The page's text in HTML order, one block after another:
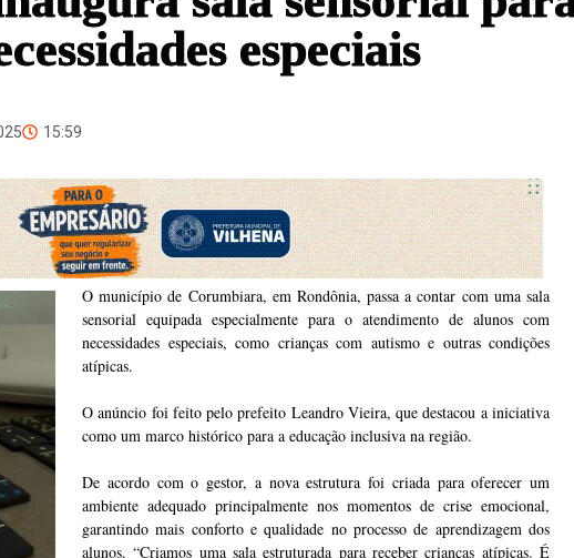
especiais
15:59
O município de Corumbiara, em Rondônia, passa a contar com uma sala
sensorial equipada especialmente para o atendimento de alunos com
necessidades especiais, como crianças com autismo e outras condições
atípicas.
O anúncio foi feito pelo prefeito Leandro Vieira, que destacou a iniciativa
como um marco histórico para a educação inclusiva na região.
De acordo com o gestor, a nova estrutura foi criada para oferecer um
ambiente adequado principalmente nos momentos de crise emocional,
garantindo mais conforto e qualidade no processo de aprendizagem dos
alunos. “Criamos uma sala estruturada para receber crianças atípicas. É